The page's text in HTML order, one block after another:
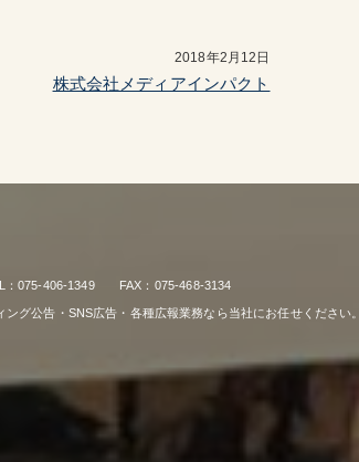
2018年2月12日
株式会社メディアインパクト
：075-406-1349 FAX：075-468-3134
グ公告・SNS広告・各種広報業務なら当社にお任せください。